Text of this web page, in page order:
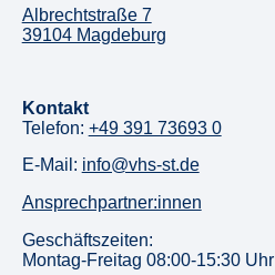
Albrechtstraße 7
39104 Magdeburg
Kontakt
Telefon: +49 391 73693 0
E-Mail: info@vhs-st.de
Ansprechpartner:innen
Geschäftszeiten:
Montag-Freitag 08:00-15:30 Uhr